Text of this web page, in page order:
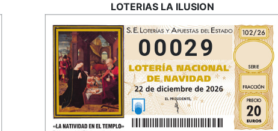
LOTERIAS LA ILUSION
00029